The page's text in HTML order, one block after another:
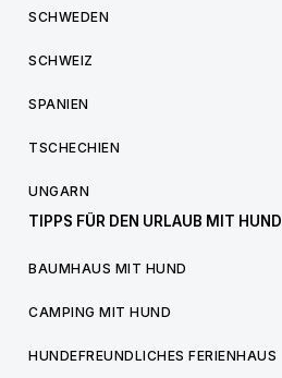
SCHWEDEN
SCHWEIZ
SPANIEN
TSCHECHIEN
UNGARN
TIPPS FÜR DEN URLAUB MIT HUND
BAUMHAUS MIT HUND
CAMPING MIT HUND
HUNDEFREUNDLICHES FERIENHAUS